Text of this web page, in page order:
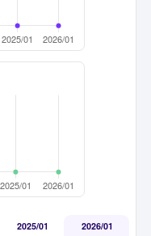
2025/01
2026/01